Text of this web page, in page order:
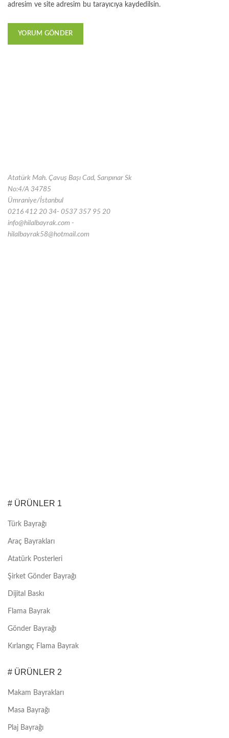
adresim ve site adresim bu tarayıcıya kaydedilsin.
Atatürk Mah. Çavuş Başı Cad, Sarıpınar Sk
No:4/A 34785
Ümraniye/İstanbul
0216 412 20 34- 0537 357 95 20
info@hilalbayrak.com -
hilalbayrak58@hotmail.com
# ÜRÜNLER 1
Türk Bayrağı
Araç Bayrakları
Atatürk Posterleri
Şirket Gönder Bayrağı
Dijital Baskı
Flama Bayrak
Gönder Bayrağı
Kırlangıç Flama Bayrak
# ÜRÜNLER 2
Makam Bayrakları
Masa Bayrağı
Plaj Bayrağı